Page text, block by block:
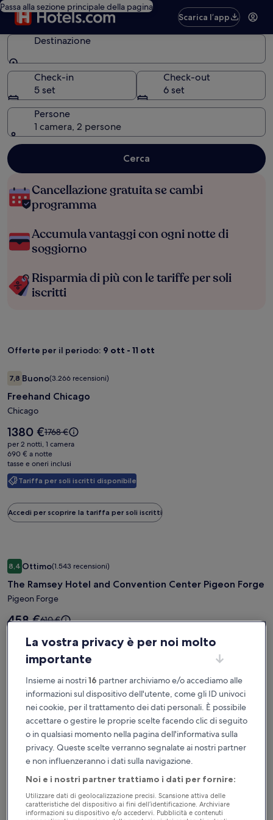
Passa alla sezione principale della pagina
Scarica l’app
Destinazione
Destinazione
Check-in
5 set
Check-out
6 set
Persone
1 camera, 2 persone
Cerca
Cancellazione gratuita se cambi
programma
Accumula vantaggi con ogni notte di
soggiorno
Risparmia di più con le tariffe per soli
iscritti
Offerte per il periodo: 9 ott - 11 ott
fotografica
di
Freehand
Chicago
7,87,8 su 10, Buono, (3.266 recensioni)
Buono(3.266 recensioni)
Freehand Chicago
Chicago
Tariffa per soli iscritti disponibile
Il
prezzo
è
1380 €
1380 €Il
prezzo
era
1768 €,
ottieni
maggiori
tariffa
1768 €
per 2 notti, 1 camera
690 € a notte
tasse e oneri inclusi
Accedi per scoprire la tariffa per soli iscritti
Galleria
fotografica
di
The
Ramsey
Hotel
and
Convention
Center
Pigeon
Forge
8,48,4 su 10, Ottimo, (1.543 recensioni)
Ottimo(1.543 recensioni)
The Ramsey Hotel and Convention Center Pigeon Forge
Pigeon Forge
Tariffa per soli iscritti disponibile
Il
prezzo
458 €Il
era
ottieni
informazioni
sulla
tariffa
standard.
610 €
229 € a notte
The Ramsey Hotel and Convention Center Pigeon Forge
Accedi per scoprire la tariffa per soli iscritti
Galleria
fotografica
Bear
7,8 su 10, Buono, (1.006 recensioni)
Buono(1.006 recensioni)
prezzo
313 €Il
626 €
Wild Bear Inn
La vostra privacy è per noi molto
importante
Insieme ai nostri16 partner archiviamo e/o accediamo alle
informazioni sul dispositivo dell'utente, come gli ID univoci
nei cookie, per il trattamento dei dati personali. È possibile
accettare o gestire le proprie scelte facendo clic di seguito
o in qualsiasi momento nella pagina dell'informativa sulla
privacy. Queste scelte verranno segnalate ai nostri partner
e non influenzeranno i dati sulla navigazione.
Noi e i nostri partner trattiamo i dati per fornire:
Utilizzare dati di geolocalizzazione precisi. Scansione attiva delle
caratteristiche del dispositivo ai fini dell’identificazione. Archiviare
informazioni su dispositivo e/o accedervi. Pubblicità e contenuti